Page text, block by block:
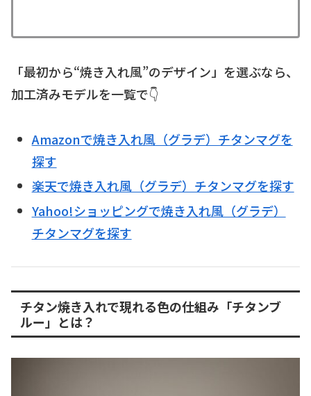
「最初から“焼き入れ風”のデザイン」を選ぶなら、
加工済みモデルを一覧で👇
Amazonで焼き入れ風（グラデ）チタンマグを
探す
楽天で焼き入れ風（グラデ）チタンマグを探す
Yahoo!ショッピングで焼き入れ風（グラデ）
チタンマグを探す
チタン焼き入れで現れる色の仕組み「チタンブ
ルー」とは？